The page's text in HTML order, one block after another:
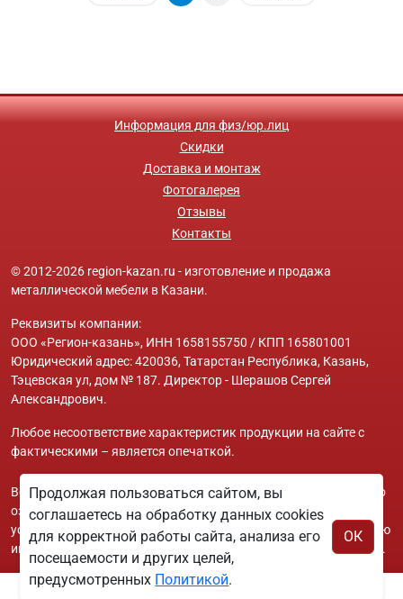
Информация для физ/юр.лиц
Скидки
Доставка и монтаж
Фотогалерея
Отзывы
Контакты
© 2012-2026 region-kazan.ru - изготовление и продажа
металлической мебели в Казани.
Реквизиты компании:
ООО «Регион-казань», ИНН 1658155750 / КПП 165801001
Юридический адрес: 420036, Татарстан Республика, Казань,
Тэцевская ул, дом № 187. Директор - Шерашов Сергей
Александрович.
Любое несоответствие характеристик продукции на сайте с
фактическими – является опечаткой.
Вся информация на сайте region-kazan.ru носит исключительно
ознакомительный и справочный характер и ни при каких
условиях не является публичной офертой. Всю дополнительную
информацию можно узнать по телефонам указанным на сайте.
Продолжая пользоваться сайтом, вы
соглашаетесь на обработку данных cookies
для корректной работы сайта, анализа его
посещаемости и других целей,
предусмотренных Политикой.
ОК